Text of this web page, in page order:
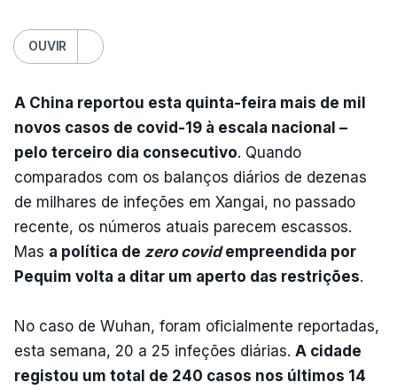
OUVIR
A China reportou esta quinta-feira mais de mil
novos casos de covid-19 à escala nacional –
pelo terceiro dia consecutivo. Quando
comparados com os balanços diários de dezenas
de milhares de infeções em Xangai, no passado
recente, os números atuais parecem escassos.
Mas a política de zero covidempreendida por
Pequim volta a ditar um aperto das restrições.
No caso de Wuhan, foram oficialmente reportadas,
esta semana, 20 a 25 infeções diárias. A cidade
registou um total de 240 casos nos últimos 14